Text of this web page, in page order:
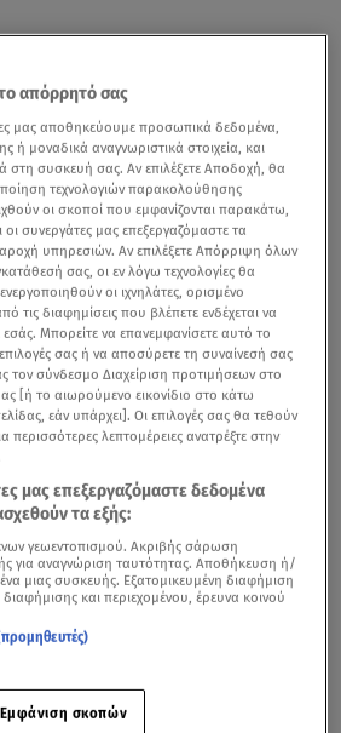
απόρρητό σας
μας αποθηκεύουμε προσωπικά δεδομένα,
ή μοναδικά αναγνωριστικά στοιχεία, και
συσκευή σας. Αν επιλέξετε Αποδοχή, θα
τεχνολογιών παρακολούθησης
οι σκοποί που εμφανίζονται παρακάτω,
οι συνεργάτες μας επεξεργαζόμαστε τα
υπηρεσιών. Αν επιλέξετε Απόρριψη όλων
σας, οι εν λόγω τεχνολογίες θα
οι ιχνηλάτες, ορισμένο
τις διαφημίσεις που βλέπετε ενδέχεται να
εσάς. Μπορείτε να επανεμφανίσετε αυτό το
επιλογές σας ή να αποσύρετε τη συναίνεσή σας
τον σύνδεσμο Διαχείριση προτιμήσεων στο
[ή το αιωρούμενο εικονίδιο στο κάτω
εάν υπάρχει]. Οι επιλογές σας θα τεθούν
περισσότερες λεπτομέρειες ανατρέξτε στην
μας επεξεργαζόμαστε δεδομένα
τα εξής:
γεωεντοπισμού. Ακριβής σάρωση
για αναγνώριση ταυτότητας. Αποθήκευση ή/
μιας συσκευής. Εξατομικευμένη διαφήμιση
και περιεχομένου, έρευνα κοινού
Εμφάνιση σκοπών